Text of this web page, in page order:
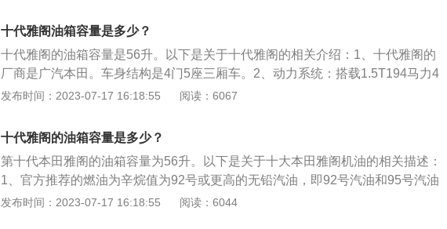
空间是为了保证油箱内的油品在温度变高的情况下膨胀，而不至于溢出油箱的安
全空间。如果在加油过程中把油加到油箱口，就会产生实际加油量比标定油箱容
积大的情况。
耗10.5L的车型，油箱容量为65L，加满一箱油能跑的距离为65/10.5*100=619k
m。汽车油耗的高低与五大因素直接相关，即驾驶习惯、汽车本身、道路状态、
自然风、环境温度。会使汽车油耗增加的具体因素如下：驾驶习惯：驾驶粗暴，
比如：急加油、常超车、遇红灯不提前松油门会使油耗增高。汽车本身：排量大
的车比排量小的车油耗大，因为排量大功率一般就大，需要更多的汽油燃烧做
路、泥泞路、松软路面、山路等，在这些路面行驶，阻力大，耗油会增加。自然
风：迎风行驶、大风天行驶，汽车阻力增大，油耗增加。环境温度低，发动机缸
体温度低，冷起动时喷入的汽油不易雾化，需要喷入更多的汽油才能燃烧，油耗
十代雅阁油箱容量是多少？
十代雅阁的油箱容量是56升。以下是关于十代雅阁的相关介绍：1、十代雅阁的
厂商是广汽本田。车身结构是4门5座三厢车。2、动力系统：搭载1.5T194马力4
缸的发动机，配备CVT无级变速和ECVT无级变速的变速箱。3、车身尺寸：长宽
方式是前置前驱，前悬架是麦弗逊式独立悬架，后悬架是多连杆式独立悬架。
发布时间：2023-07-17 16:18:55 阅读：6067
十代雅阁的油箱容量是多少？
第十代本田雅阁的油箱容量为56升。以下是关于十大本田雅阁机油的相关描述：
1、官方推荐的燃油为辛烷值为92号或更高的无铅汽油，即92号汽油和95号汽油
都可以使用。2、为了保持车辆地良好性能和正确运行，建议5000公里添加符合
发布时间：2023-07-17 16:18:55 阅读：6044